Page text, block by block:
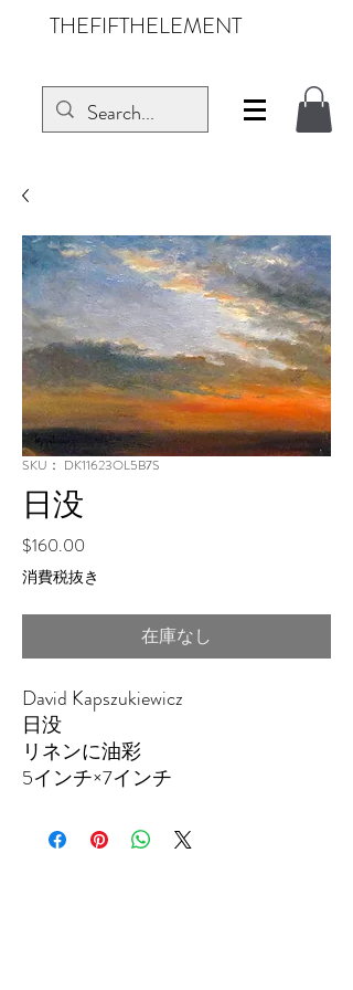
THEFIFTHELEMENT
SKU： DK11623OL5B7S
日没
$160.00
格
消費税抜き
在庫なし
David Kapszukiewicz
日没
リネンに油彩
5インチ×7インチ